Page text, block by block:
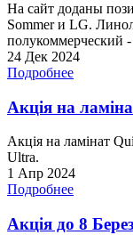
На сайт доданы
Sommer и LG.
полукоммерческий
24 Дек 2024
Подробнее
Акція на
Акція на ламінат
Ultra.
1 Апр 2024
Подробнее
Акція до 8